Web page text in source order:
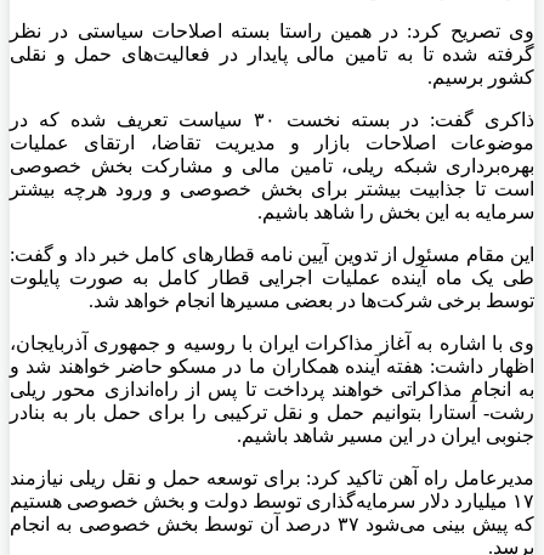
وی تصریح کرد: در همین راستا بسته اصلاحات سیاستی در نظر
گرفته شده تا به تامین مالی پایدار در فعالیت‌های حمل و نقلی
کشور برسیم.
ذاکری گفت: در بسته نخست ۳۰ سیاست تعریف شده که در
موضوعات اصلاحات بازار و مدیریت تقاضا، ارتقای عملیات
بهره‌برداری شبکه ریلی، تامین مالی و مشارکت بخش خصوصی
است تا جذابیت بیشتر برای بخش خصوصی و ورود هرچه بیشتر
سرمایه به این بخش را شاهد باشیم.
این مقام مسئول از تدوین آیین نامه قطارهای کامل خبر داد و گفت:
طی یک ماه آینده عملیات اجرایی قطار کامل به صورت پایلوت
توسط برخی شرکت‌ها در بعضی مسیرها انجام خواهد شد.
وی با اشاره به آغاز مذاکرات ایران با روسیه و جمهوری آذربایجان،
اظهار داشت: هفته آینده همکاران ما در مسکو حاضر خواهند شد و
به انجام مذاکراتی خواهند پرداخت تا پس از راه‌اندازی محور ریلی
رشت- آستارا بتوانیم حمل و نقل ترکیبی را برای حمل بار به بنادر
جنوبی ایران در این مسیر شاهد باشیم.
مدیرعامل راه آهن تاکید کرد: برای توسعه حمل و نقل ریلی نیازمند
۱۷ میلیارد دلار سرمایه‌گذاری توسط دولت و بخش خصوصی هستیم
که پیش بینی می‌شود ۳۷ درصد آن توسط بخش خصوصی به انجام
برسد.